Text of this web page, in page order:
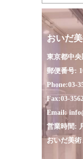
おいだ
東京都中
郵便番号:
Phone:03-
Fax:03-
Email:
営業時間:
おいだ美